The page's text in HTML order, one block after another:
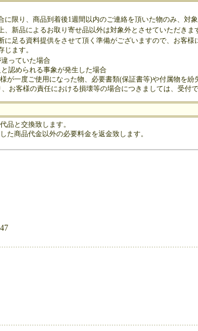
限り、商品到着後1週間以内のご連絡を頂いた物のみ、対象
新品によるお取り寄せ品以外は対象外とさせていただきま
に足る資料提供をさせて頂く準備がございますので、お客様
じます。
っていた場合
認められる事象が発生した場合
が一度ご使用になった物、必要書類(保証書等)や付属物を紛
お客様の責任における損壊等の場合につきましては、受付で
品と交換致します。
た商品代金以外の必要料金を返金致します。